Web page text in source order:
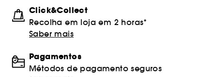
Click&Collect
Recolha em loja em 2 horas*
Saber mais
Pagamentos
Métodos de pagamento seguros